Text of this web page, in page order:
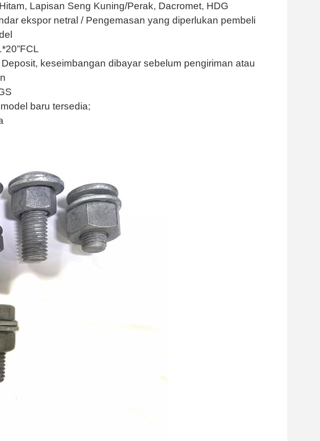
Lapisan Seng Kuning/Perak, Dacromet, HDG
ekspor netral / Pengemasan yang diperlukan pembeli
keseimbangan dibayar sebelum pengiriman atau
baru tersedia;